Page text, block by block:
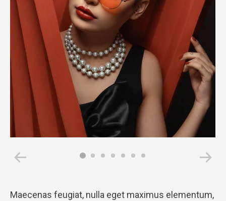
Maecenas feugiat, nulla eget maximus elementum,